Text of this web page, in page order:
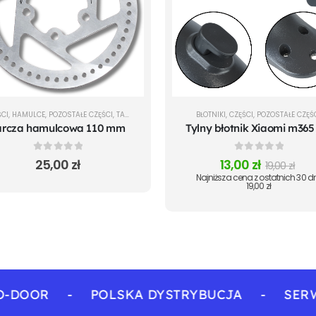
, HAMULCE, POZOSTAŁE CZĘŚCI, TARCZE HAMULCOWE
hamulcowa 110 mm
0out of 5
25,00 zł
BŁOTNIKI, CZĘŚCI, POZOSTAŁE
0 out of 5
13,00 zł 19,00zł
Najniższa cena z ostatnich 30
19,00 zł
- POLSKA DYSTRYBUCJA - SERWIS